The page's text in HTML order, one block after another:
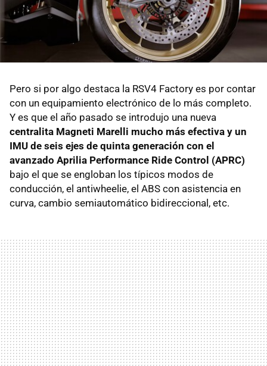
Pero si por algo destaca la RSV4 Factory es por contar
con un equipamiento electrónico de lo más completo.
Y es que el año pasado se introdujo una nueva
centralita Magneti Marelli mucho más efectiva y un
IMU de seis ejes de quinta generación con el
avanzado Aprilia Performance Ride Control (APRC)
bajo el que se engloban los típicos modos de
conducción, el antiwheelie, el ABS con asistencia en
curva, cambio semiautomático bidireccional, etc.